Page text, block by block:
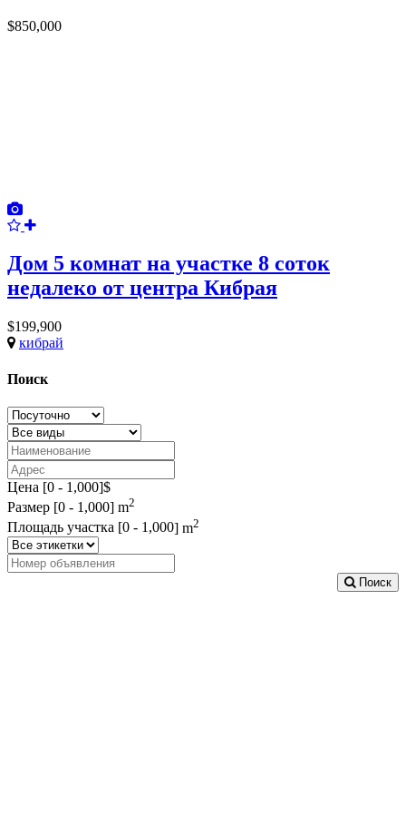
$850,000
Дом 5 комнат на участке 8 соток
недалеко от центра Кибрая
$199,900
кибрай
Поиск
Цена [0 - 1,000]$
Размер [0 - 1,000] m2
Площадь участка [0 - 1,000] m2
Поиск